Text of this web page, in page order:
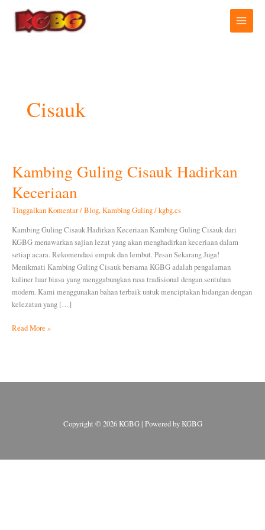
konten
Cisauk
Kambing Guling Cisauk Hadirkan
Keceriaan
Tinggalkan Komentar/Blog,Kambing Guling/kgbg.cs
Kambing Guling Cisauk Hadirkan Keceriaan Kambing Guling Cisauk dari
KGBG menawarkan sajian lezat yang akan menghadirkan keceriaan dalam
setiap acara. Rekomendasi empuk dan lembut. Pesan Sekarang Juga!
Menikmati Kambing Guling Cisauk bersama KGBG adalah pengalaman
kuliner luar biasa yang menggabungkan rasa tradisional dengan sentuhan
modern. Kami menggunakan bahan terbaik untuk menciptakan hidangan dengan
kelezatan yang […]
Kambing
Guling
Cisauk
Keceriaan
Read More »
Copyright © 2026 KGBG | Powered by KGBG